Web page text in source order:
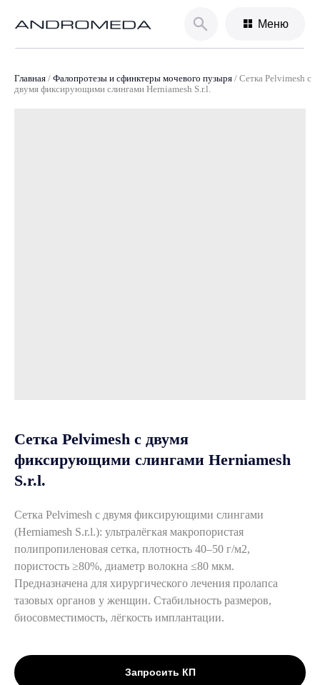
Главная / Фалопротезы и сфинктеры мочевого пузыря / Сетка Pelvimesh с
двумя фиксирующими слингами Herniamesh S.r.l.
Сетка Pelvimesh с двумя
фиксирующими слингами Herniamesh
S.r.l.
Запросить КП
Сетка Pelvimesh с двумя фиксирующими слингами
(Herniamesh S.r.l.): ультралёгкая макропористая
полипропиленовая сетка, плотность 40–50 г/м2,
пористость ≥80%, диаметр волокна ≤80 мкм.
Предназначена для хирургического лечения пролапса
тазовых органов у женщин. Стабильность размеров,
биосовместимость, лёгкость имплантации.